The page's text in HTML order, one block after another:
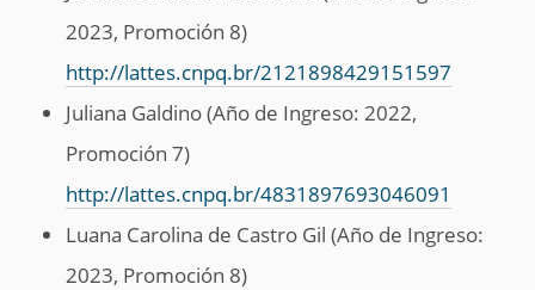
2023, Promoción 8)
http://lattes.cnpq.br/2121898429151597
Juliana Galdino (Año de Ingreso: 2022,
Promoción 7)
http://lattes.cnpq.br/4831897693046091
Luana Carolina de Castro Gil (Año de Ingreso:
2023, Promoción 8)